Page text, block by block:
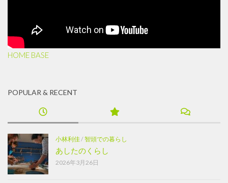
HOME BASE
POPULAR & RECENT
小林利佳/智頭での暮らし
あしたのくらし
2026年3月26日